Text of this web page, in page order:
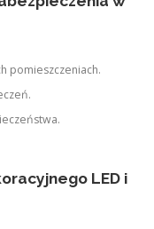
pomieszczeniach.
LED i